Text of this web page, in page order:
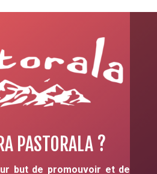
PASTORALA ?
but de promouvoir et de